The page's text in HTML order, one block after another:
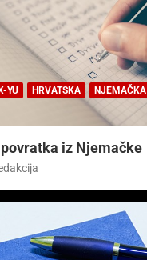
YU HRVATSKA NJEMAČKA
iz Njemačke